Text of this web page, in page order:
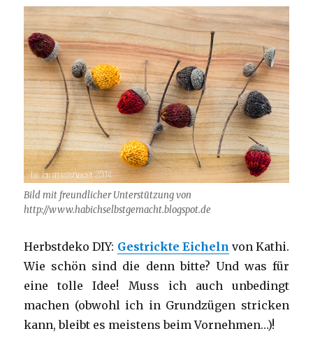
Bild mit freundlicher Unterstützung von
http://www.habichselbstgemacht.blogspot.de
Herbstdeko DIY: Gestrickte Eicheln von Kathi.
Wie schön sind die denn bitte? Und was für
eine tolle Idee! Muss ich auch unbedingt
machen (obwohl ich in Grundzügen stricken
kann, bleibt es meistens beim Vornehmen…)!